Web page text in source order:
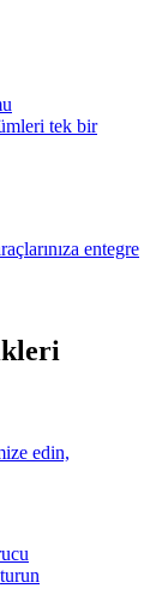
tek bir
entegre
edin,